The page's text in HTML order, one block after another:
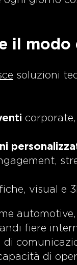
il modo
soluzioni
visual e
fiere
di